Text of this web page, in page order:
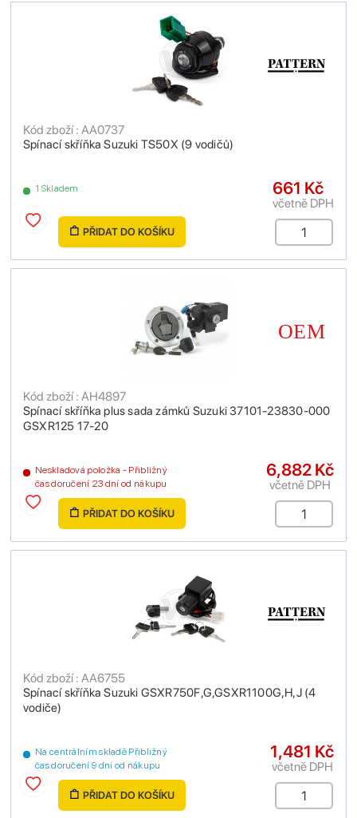
Spínací skříňka Suzuki TS50X (9 vodičů)
Kód zboží : AA0737
1 Skladem 661 Kč
včetně DPH
PŘIDAT DO KOŠÍKU
Spínací skříňka plus sada zámků Suzuki 37101-23830-000
GSXR125 17-20
Kód zboží : AH4897
Neskladová položka - Přibližný
čas doručení 23 dní od nákupu
6,882 Kč
včetně DPH
PŘIDAT DO KOŠÍKU
Spínací skříňka Suzuki GSXR750F,G,GSXR1100G,H,J (4
vodiče)
Kód zboží : AA6755
Na centrálním skladě Přibližný
čas doručení 9 dní od nákupu
1,481 Kč
včetně DPH
PŘIDAT DO KOŠÍKU